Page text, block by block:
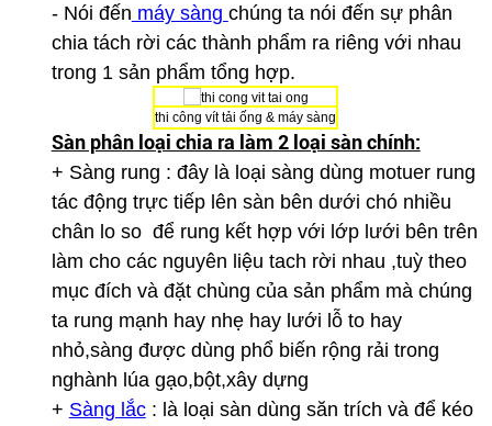
- Nói đến máy sàng chúng ta nói đến sự phân
chia tách rời các thành phẩm ra riêng với nhau
trong 1 sản phẩm tổng hợp.
thi công vít tải ống & máy sàng
Sàn phân loại chia ra làm 2 loại sàn chính:
+ Sàng rung : đây là loại sàng dùng motuer rung
tác động trực tiếp lên sàn bên dưới chó nhiều
chân lo so để rung kết hợp với lớp lưới bên trên
làm cho các nguyên liệu tach rời nhau ,tuỳ theo
mục đích và đặt chùng của sản phẩm mà chúng
ta rung mạnh hay nhẹ hay lưới lỗ to hay
nhỏ,sàng được dùng phổ biến rộng rải trong
nghành lúa gạo,bột,xây dựng
+ Sàng lắc: là loại sàn dùng săn trích và để kéo